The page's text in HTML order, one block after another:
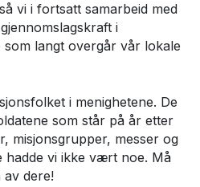
vi i fortsatt samarbeid med
i
som langt overgår vår lokale
i menighetene. De
som står på år etter
misjonsgrupper, messer og
hadde vi ikke vært noe. Må
av dere!